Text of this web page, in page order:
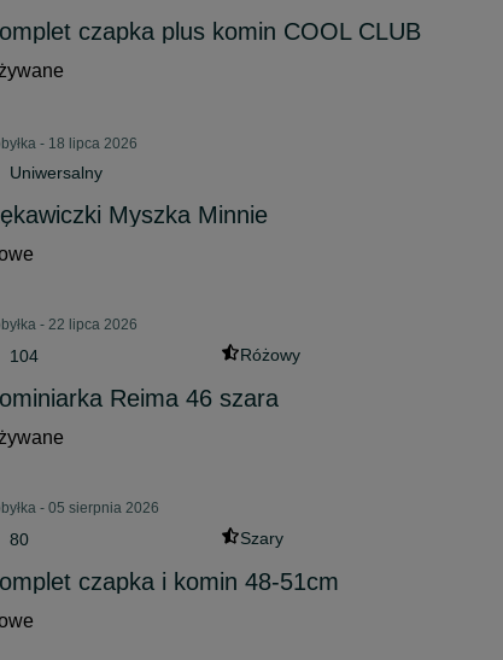
czapka plus komin COOL CLUB
- 18 lipca 2026
Uniwersalny
Myszka Minnie
- 22 lipca 2026
104 Różowy
Reima 46 szara
- 05 sierpnia 2026
80 Szary
czapka i komin 48-51cm